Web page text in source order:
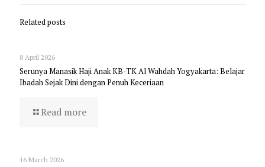
Related posts
8 April 2026
Serunya Manasik Haji Anak KB-TK Al Wahdah Yogyakarta: Belajar
Ibadah Sejak Dini dengan Penuh Keceriaan
Read more
16 March 2026